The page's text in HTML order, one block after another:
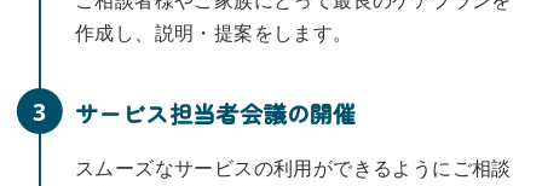
作成し、説明・提案をします。
3 サービス担当者会議の開催
スムーズなサービスの利用ができるようにご相談